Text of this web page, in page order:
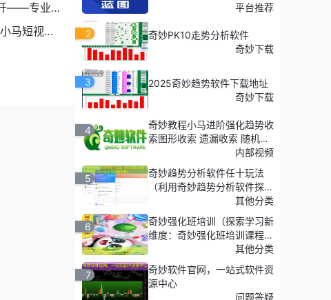
——专业
马短视频
平台推荐
2
奇妙PK10走势分析软件
奇妙下载
3
2025奇妙趋势软件下载地址
奇妙下载
4
奇妙教程小马进阶强化趋势收
索图形收索 遗漏收索 随机收
内部视频
5
奇妙趋势分析软件任十玩法
（利用奇妙趋势分析软件探
索'任十玩法'的深度策略）
其他分类
6
奇妙强化班培训（探索学习新
维度：奇妙强化班培训课程介
其他分类
7
奇妙软件官网，一站式软件资
源中心
问题答疑